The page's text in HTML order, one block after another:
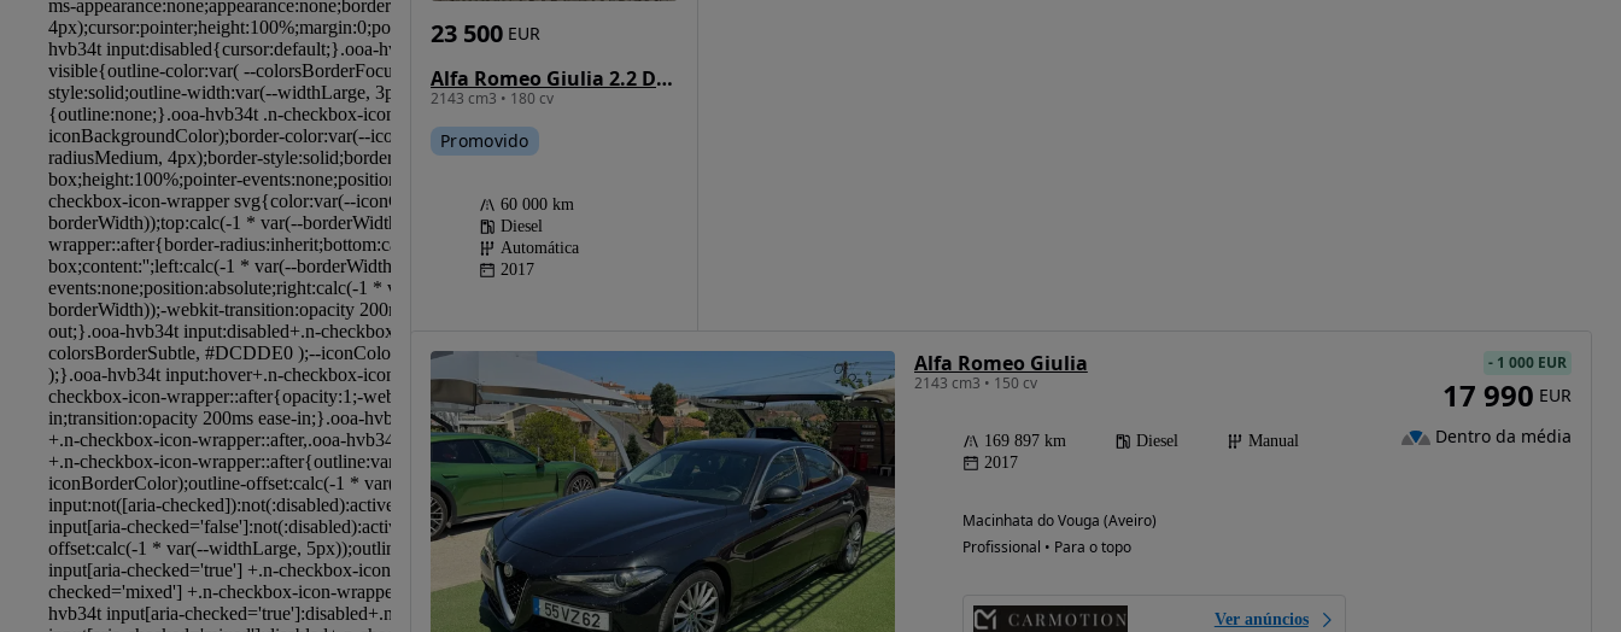
Alfa Romeo Giulia 2.2 D Super AT8
2143 cm3 • 180 cv
23 500 EUR
Promovido
60 000 km
Diesel
Automática
2017
Alfa Romeo Giulia
2143 cm3 • 150 cv
169 897 km Diesel
Manual
2017
Macinhata do Vouga (Aveiro)
Profissional • Para o topo
Ver anúncios
- 1 000 EUR
17 990 EUR
Dentro da média